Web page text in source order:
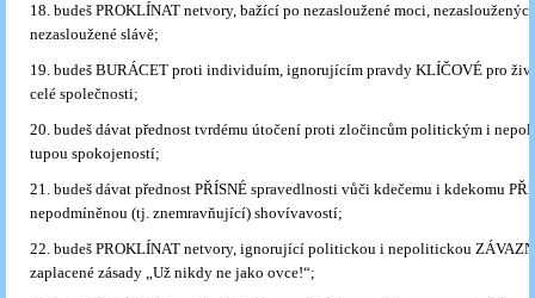
18. budeš PROKLÍNAT netvory, bažící po nezasloužené moci,
nezasloužené slávě;
19. budeš BURÁCET proti individuím, ignorujícím pravdy KLÍČOVÉ pro
celé společnosti;
20. budeš dávat přednost tvrdému útočení proti zločincům politickým i
tupou spokojeností;
21. budeš dávat přednost PŘÍSNÉ spravedlnosti vůči kdečemu i kdekomu
nepodmíněnou (tj. znemravňující) shovívavostí;
22. budeš PROKLÍNAT netvory, ignorující politickou i nepolitickou
zaplacené zásady „Už nikdy ne jako ovce!“;